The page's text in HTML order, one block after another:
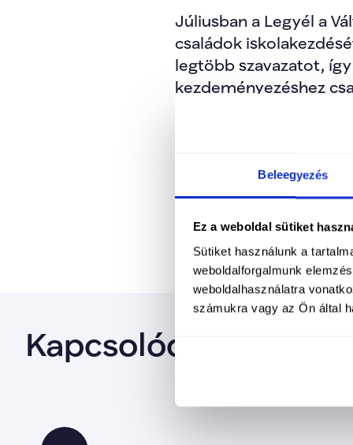
Beleegyezés
Ez a weboldal sütiket
Sütiket használunk a
weboldalforgalmunk
weboldalhasználatra
számukra vagy az Ön által
Júliusban a Legyél a
családok
legtöbb szavazatot,
kezdeményezéshez
Akik szeretnének
a lakhelyükhöz
bizonyítja: könnyebb
Kapcsolódó cikkek